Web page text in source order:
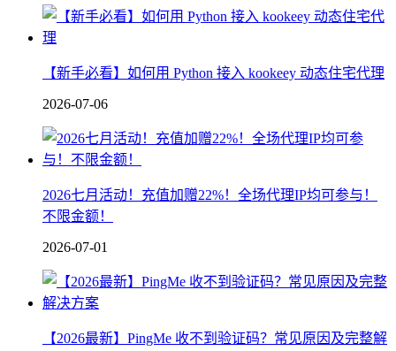
【新手必看】如何用 Python 接入 kookeey 动态住宅代理
2026-07-06
2026七月活动！充值加赠22%！全场代理IP均可参与！
不限金额！
2026-07-01
【2026最新】PingMe 收不到验证码？常见原因及完整解